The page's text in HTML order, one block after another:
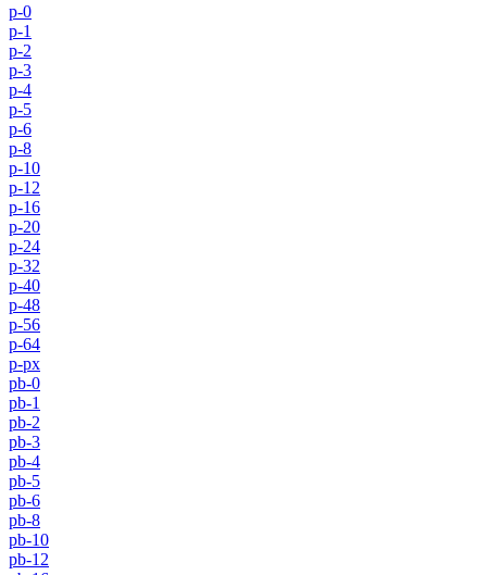
p-0
p-1
p-2
p-3
p-4
p-5
p-6
p-8
p-10
p-12
p-16
p-20
p-24
p-32
p-40
p-48
p-56
p-64
p-px
pb-0
pb-1
pb-2
pb-3
pb-4
pb-5
pb-6
pb-8
pb-10
pb-12